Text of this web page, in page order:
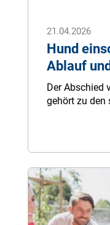
21.04.2026
Hund
Ablauf
Der Abschied
gehört zu den
Schmerzen –
einfühlsam,
Hundes
Abschied so
wird.